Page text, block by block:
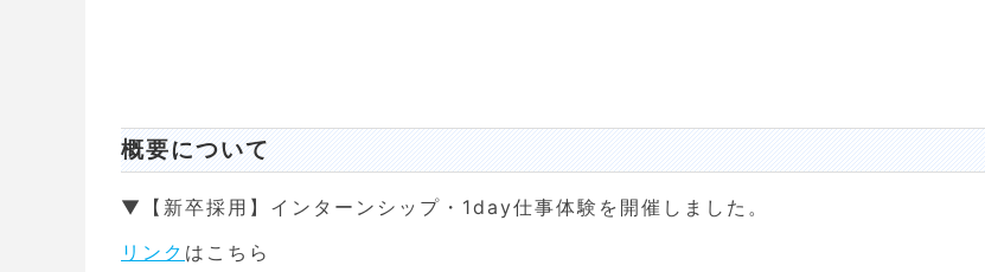
概要について
▼【新卒採用】インターンシップ・1day仕事体験を開催しました。
リンク はこちら